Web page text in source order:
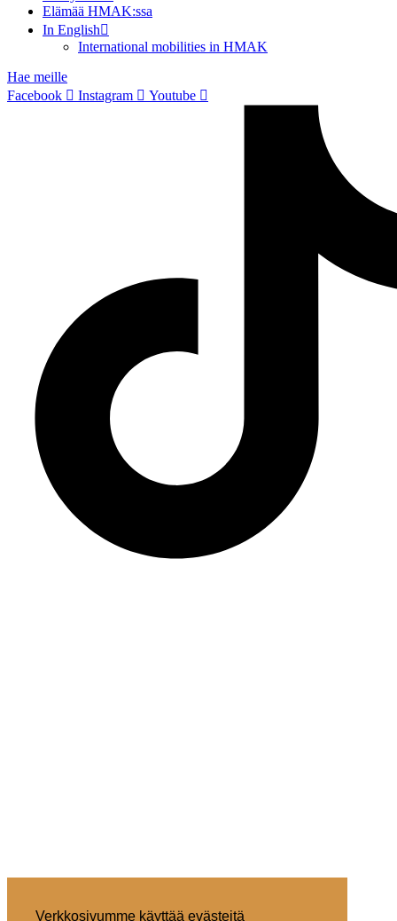
Verkkosivumme käyttää evästeitä
Elämää HMAK:ssa
In English
International mobilities in HMAK
Hae meille
Facebook
Instagram Youtube